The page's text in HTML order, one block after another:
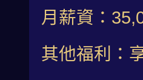
月薪資：
其他福利：